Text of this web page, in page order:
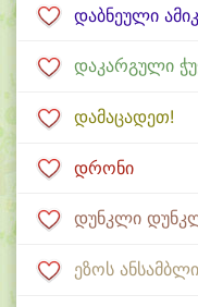
დაბნეული
დაკარგული
დამაცადეთ!
დრონი
დუნკლი
ეზოს ანსამბლი